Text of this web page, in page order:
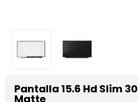
Pantalla 15.6 Hd Slim
Matte